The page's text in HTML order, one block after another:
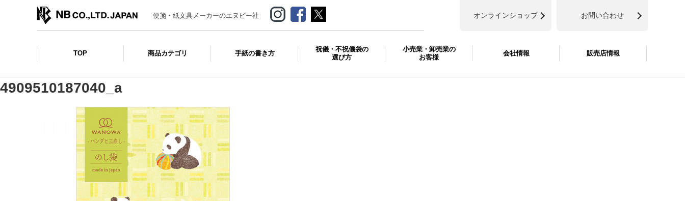
便箋・紙文具メーカーのエヌビー社 お問い合わせ
オンラインショップ
TOP 商品カテゴリ 手紙の書き方
祝儀・不祝儀袋の
選び方
小売業・卸売業の
お客様
会社情報 販売店情報
4909510187040_a